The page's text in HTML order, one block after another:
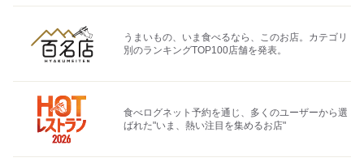
うまいもの、いま食べるなら、このお店。カテゴリ
別のランキングTOP100店舗を発表。
食べログネット予約を通じ、多くのユーザーから選
ばれた"いま、熱い注目を集めるお店"